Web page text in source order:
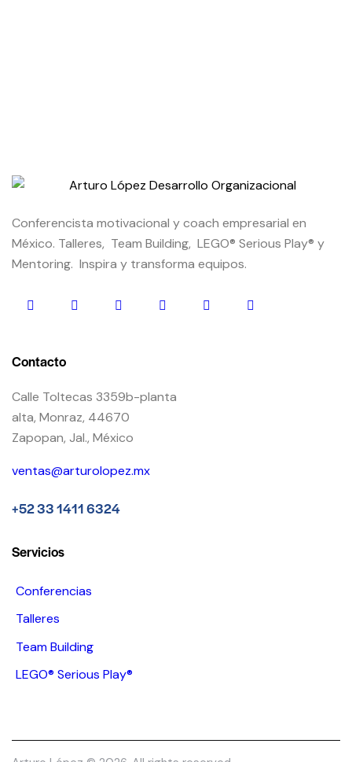
Conferencista motivacional y coach empresarial en
México. Talleres, Team Building, LEGO® Serious Play® y
Mentoring. Inspira y transforma equipos.
Contacto
Calle Toltecas 3359b-planta
alta, Monraz, 44670
Zapopan, Jal., México
ventas@arturolopez.mx
+52 33 1411 6324
Servicios
Conferencias
Talleres
Team Building
LEGO® Serious Play®